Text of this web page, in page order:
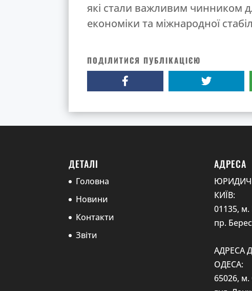
які стали важливим чинником
економіки та міжнародної
ПОДІЛИТИСЯ ПУБЛІКАЦІЄЮ
ДЕТАЛІ
Головна
Новини
Контакти
Звіти
АДРЕСА
КИЇВ:
01135, м.
пр.
АДРЕСА
ОДЕСА:
65026,